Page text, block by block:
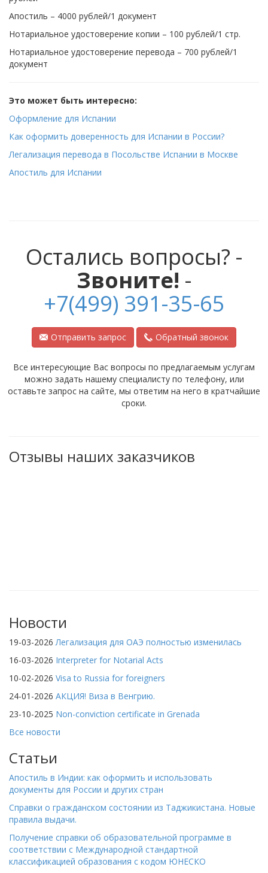
Апостиль – 4000 рублей/1 документ
Нотариальное удостоверение копии – 100 рублей/1 стр.
Нотариальное удостоверение перевода – 700 рублей/1
документ
Это может быть интересно:
Оформление для Испании
Как оформить доверенность для Испании в России?
Легализация перевода в Посольстве Испании в Москве
Апостиль для Испании
Остались вопросы? -
Звоните! -
+7(499) 391-35-65
Отправить запрос Обратный звонок
Все интересующие Вас вопросы по предлагаемым услугам
можно задать нашему специалисту по телефону, или
оставьте запрос на сайте, мы ответим на него в кратчайшие
сроки.
Отзывы наших заказчиков
Новости
19-03-2026 Легализация для ОАЭ полностью изменилась
16-03-2026 Interpreter for Notarial Acts
10-02-2026 Visa to Russia for foreigners
24-01-2026 АКЦИЯ! Виза в Венгрию.
23-10-2025 Non-conviction certificate in Grenada
Все новости
Статьи
Апостиль в Индии: как оформить и использовать
документы для России и других стран
Справки о гражданском состоянии из Таджикистана. Новые
правила выдачи.
Получение справки об образовательной программе в
соответствии с Международной стандартной
классификацией образования с кодом ЮНЕСКО